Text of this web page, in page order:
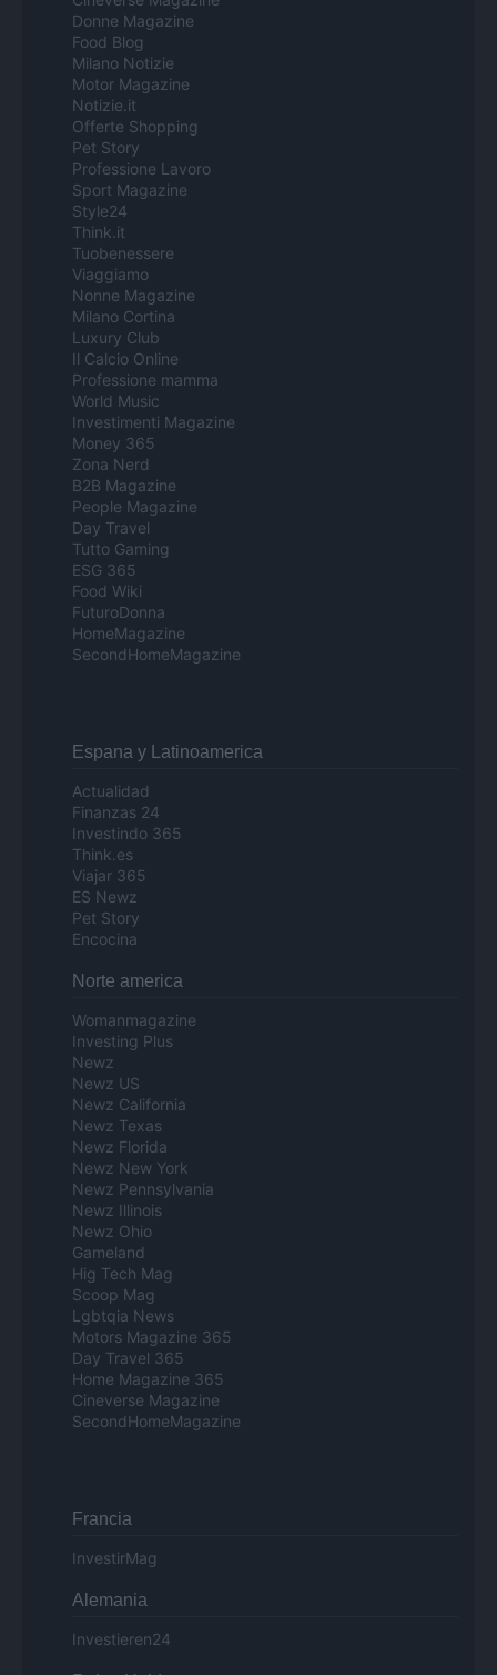
Donne Magazine
Food Blog
Milano Notizie
Motor Magazine
Notizie.it
Offerte Shopping
Pet Story
Professione Lavoro
Sport Magazine
Style24
Think.it
Tuobenessere
Viaggiamo
Nonne Magazine
Milano Cortina
Luxury Club
Il Calcio Online
Professione mamma
World Music
Investimenti Magazine
Money 365
Zona Nerd
B2B Magazine
People Magazine
Day Travel
Tutto Gaming
ESG 365
Food Wiki
FuturoDonna
HomeMagazine
SecondHomeMagazine
Espana y Latinoamerica
Actualidad
Finanzas 24
Investindo 365
Think.es
Viajar 365
ES Newz
Pet Story
Encocina
Norte america
Womanmagazine
Investing Plus
Newz
Newz US
Newz California
Newz Texas
Newz Florida
Newz New York
Newz Pennsylvania
Newz Illinois
Newz Ohio
Gameland
Hig Tech Mag
Scoop Mag
Lgbtqia News
Motors Magazine 365
Day Travel 365
Home Magazine 365
Cineverse Magazine
SecondHomeMagazine
Francia
InvestirMag
Alemania
Investieren24